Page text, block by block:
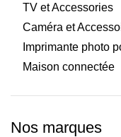
TV et Accessories
Caméra et
Imprimante photo
Maison connectée
Nos marques